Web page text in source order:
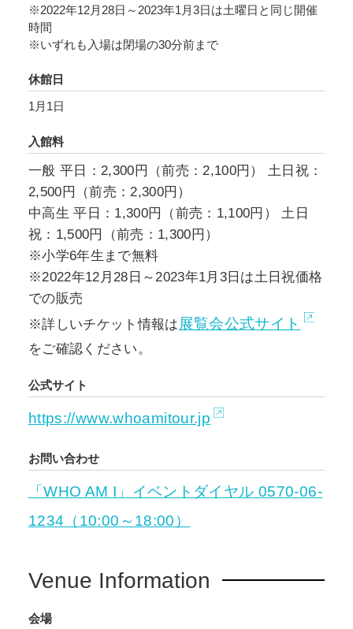
※2022年12月28日～2023年1月3日は土曜日と同じ開催
時間
※いずれも入場は閉場の30分前まで
休館日
1月1日
入館料
一般 平日：2,300円（前売：2,100円） 土日祝：
2,500円（前売：2,300円）
中高生 平日：1,300円（前売：1,100円） 土日
祝：1,500円（前売：1,300円）
※小学6年生まで無料
※2022年12月28日～2023年1月3日は土日祝価格
での販売
※詳しいチケット情報は 展覧会公式サイト
をご確認ください。
公式サイト
https://www.whoamitour.jp
お問い合わせ
「WHO AM I」イベントダイヤル 0570-06-
1234（10:00～18:00）
Venue Information
会場